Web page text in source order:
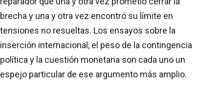
brecha y una y otra vez encontró su límite en
tensiones no resueltas. Los ensayos sobre la
inserción internacional, el peso de la contingencia
política y la cuestión monetaria son cada uno un
espejo particular de ese argumento más amplio.